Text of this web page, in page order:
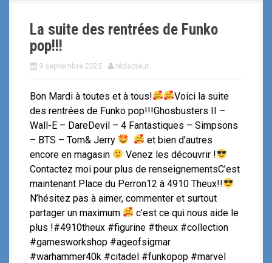
La suite des rentrées de Funko
pop!!!
9 septembre 2025 rédacteur
Bon Mardi à toutes et à tous!
Voici la suite
des rentrées de Funko pop!!!Ghosbusters II –
Wall-E – DareDevil – 4 Fantastiques – Simpsons
– BTS – Tom& Jerry
et bien d’autres
encore en magasin
Venez les découvrir !
Contactez moi pour plus de renseignementsC’est
maintenant Place du Perron12 à 4910 Theux!!
N’hésitez pas à aimer, commenter et surtout
partager un maximum
c’est ce qui nous aide le
plus !#4910theux #figurine #theux #collection
#gamesworkshop #ageofsigmar
#warhammer40k #citadel #funkopop #marvel